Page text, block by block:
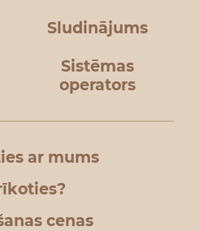
Sludinājums
Sistēmas
operators
ar mums
cenas